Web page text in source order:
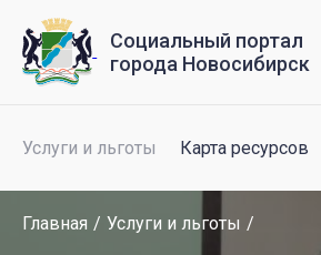
Социальный портал
города Новосибирск
Услуги и льготы Карта ресурсов
Главная Услуги и льготы